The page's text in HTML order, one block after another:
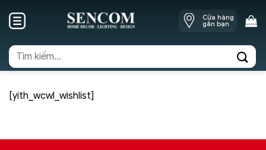
Cửa hàng
gần bạn
Tìm
kiếm:
[yith_wcwl_wishlist]